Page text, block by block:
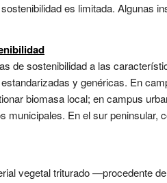
es limitada. Algunas
de sostenibilidad a las
y genéricas. En
biomasa local; en campus
municipales. En el sur
vegetal triturado —procedente